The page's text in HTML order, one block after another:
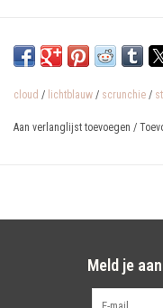
cloud / lichtblauw / scrunchie /
Aan verlanglijst toevoegen /
Meld je